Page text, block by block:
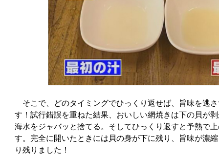
そこで、どのタイミングでひっくり返せば、旨味を逃
す！試行錯誤を重ねた結果、おいしい網焼きは下の貝が
海水をジャバッと捨てる。そしてひっくり返すと予熱で
す。完全に開いたときには貝の身が下に残り、旨味が濃
り残りました！